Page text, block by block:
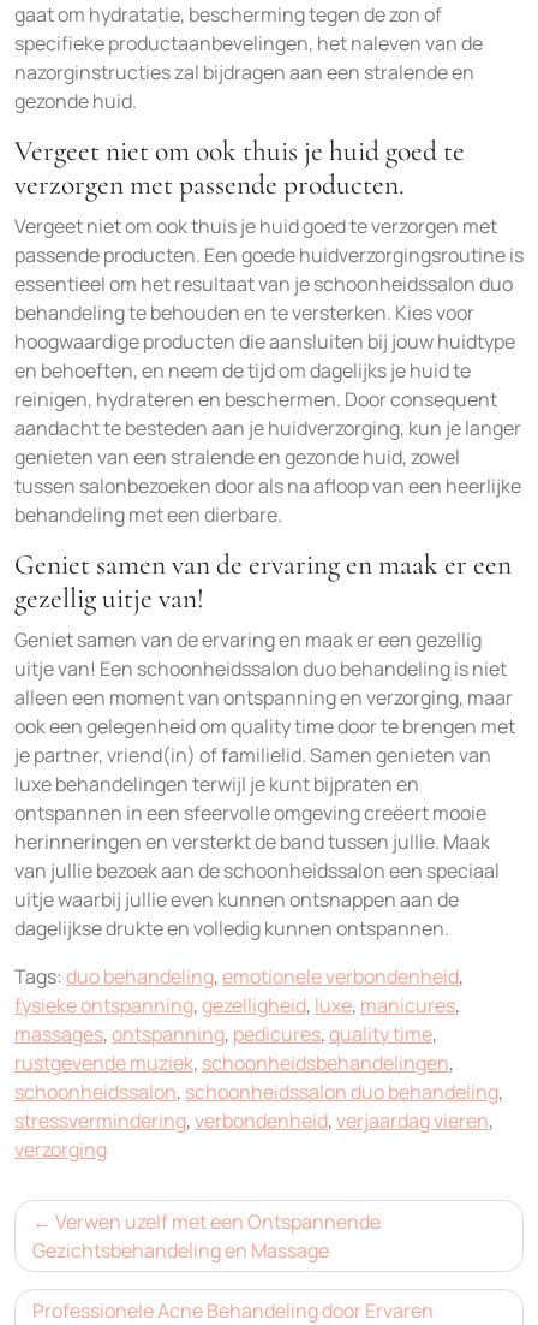
gaat om hydratatie, bescherming tegen de zon of
specifieke productaanbevelingen, het naleven van de
nazorginstructies zal bijdragen aan een stralende en
gezonde huid.
Vergeet niet om ook thuis je huid goed te
verzorgen met passende producten.
Vergeet niet om ook thuis je huid goed te verzorgen met
passende producten. Een goede huidverzorgingsroutine is
essentieel om het resultaat van je schoonheidssalon duo
behandeling te behouden en te versterken. Kies voor
hoogwaardige producten die aansluiten bij jouw huidtype
en behoeften, en neem de tijd om dagelijks je huid te
reinigen, hydrateren en beschermen. Door consequent
aandacht te besteden aan je huidverzorging, kun je langer
genieten van een stralende en gezonde huid, zowel
tussen salonbezoeken door als na afloop van een heerlijke
behandeling met een dierbare.
Geniet samen van de ervaring en maak er een
gezellig uitje van!
Geniet samen van de ervaring en maak er een gezellig
uitje van! Een schoonheidssalon duo behandeling is niet
alleen een moment van ontspanning en verzorging, maar
ook een gelegenheid om quality time door te brengen met
je partner, vriend(in) of familielid. Samen genieten van
luxe behandelingen terwijl je kunt bijpraten en
ontspannen in een sfeervolle omgeving creëert mooie
herinneringen en versterkt de band tussen jullie. Maak
van jullie bezoek aan de schoonheidssalon een speciaal
uitje waarbij jullie even kunnen ontsnappen aan de
dagelijkse drukte en volledig kunnen ontspannen.
Tags: duo behandeling,emotionele verbondenheid,
fysieke ontspanning,gezelligheid, luxe, manicures,
massages,ontspanning, pedicures,quality time,
rustgevende muziek, schoonheidsbehandelingen,
schoonheidssalon, schoonheidssalon duo behandeling,
stressvermindering,verbondenheid,verjaardag vieren,
verzorging
Bericht
navigatie
Verwen uzelf met een Ontspannende
Gezichtsbehandeling en Massage
Professionele Acne Behandeling door Ervaren